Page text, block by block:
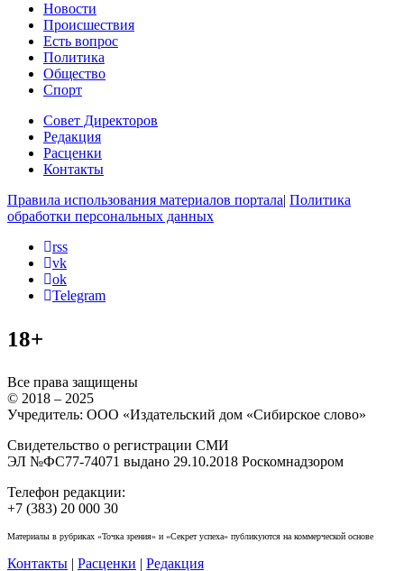
Новости
Происшествия
Есть вопрос
Политика
Общество
Спорт
Совет Директоров
Редакция
Расценки
Контакты
Правила использования материалов портала| Политика
обработки персональных данных
rss
vk
ok
Telegram
18+
Все права защищены
© 2018 – 2025
Учредитель: ООО «Издательский дом «Сибирское слово»
Свидетельство о регистрации СМИ
ЭЛ №ФС77-74071 выдано 29.10.2018 Роскомнадзором
Телефон редакции:
+7 (383) 20 000 30
Материалы в рубриках «Точка зрения» и «Секрет успеха» публикуются на коммерческой основе
Контакты | Расценки | Редакция